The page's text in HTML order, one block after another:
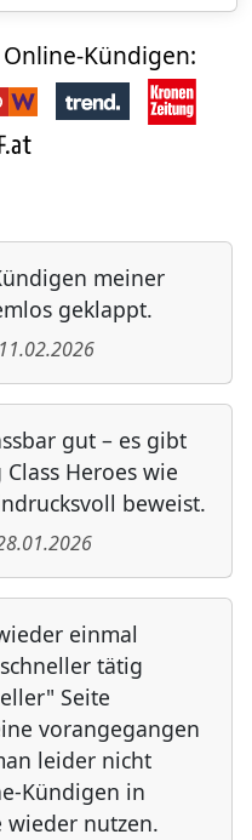
Kündigen:
meiner
geklappt.
11.02.2026
gut – es gibt
Heroes wie
beweist.
einmal
tätig
Seite
vorangegangen
leider nicht
Kündigen in
nutzen.